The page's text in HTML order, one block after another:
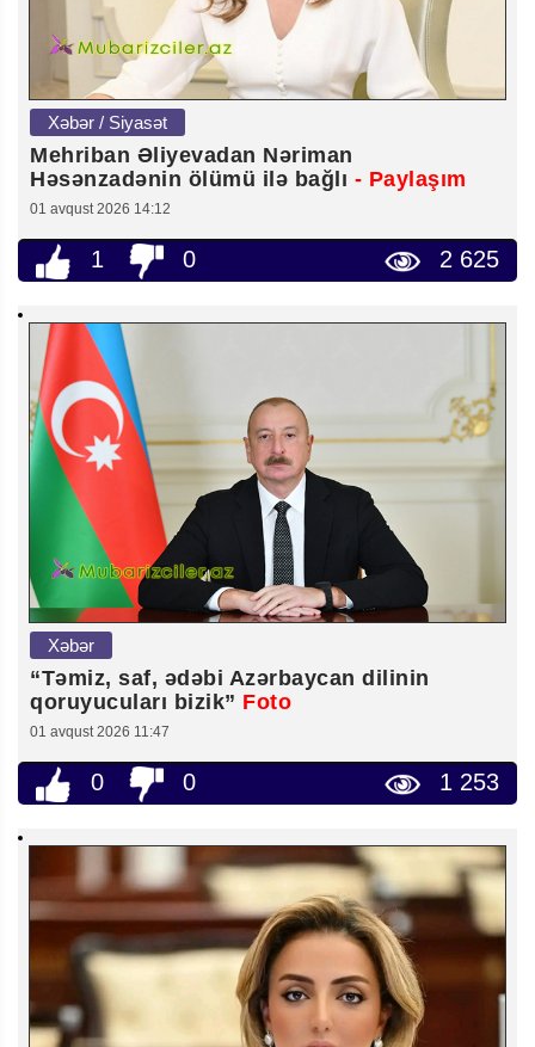
Xəbər / Siyasət
Mehriban Əliyevadan Nəriman
Həsənzadənin ölümü ilə bağlı - Paylaşım
01 avqust 2026 14:12
1 0 2 625
Xəbər
“Təmiz, saf, ədəbi Azərbaycan dilinin
qoruyucuları bizik” Foto
01 avqust 2026 11:47
0 0 1 253